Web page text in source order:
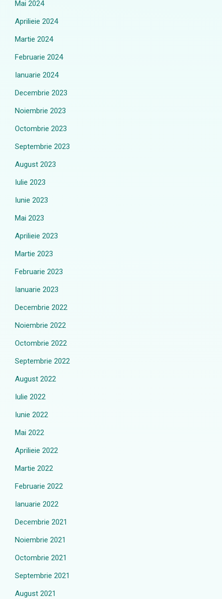
Mai 2024
Aprilieie 2024
Martie 2024
Februarie 2024
Ianuarie 2024
Decembrie 2023
Noiembrie 2023
Octombrie 2023
Septembrie 2023
August 2023
Iulie 2023
Iunie 2023
Mai 2023
Aprilieie 2023
Martie 2023
Februarie 2023
Ianuarie 2023
Decembrie 2022
Noiembrie 2022
Octombrie 2022
Septembrie 2022
August 2022
Iulie 2022
Iunie 2022
Mai 2022
Aprilieie 2022
Martie 2022
Februarie 2022
Ianuarie 2022
Decembrie 2021
Noiembrie 2021
Octombrie 2021
Septembrie 2021
August 2021